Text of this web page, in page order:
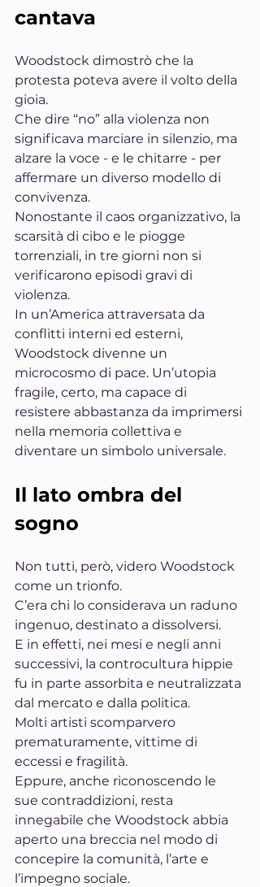
cantava
Woodstock dimostrò che la
protesta poteva avere il volto della
gioia.
Che dire “no” alla violenza non
significava marciare in silenzio, ma
alzare la voce - e le chitarre - per
affermare un diverso modello di
convivenza.
Nonostante il caos organizzativo, la
scarsità di cibo e le piogge
torrenziali, in tre giorni non si
verificarono episodi gravi di
violenza.
In un’America attraversata da
conflitti interni ed esterni,
Woodstock divenne un
microcosmo di pace. Un’utopia
fragile, certo, ma capace di
resistere abbastanza da imprimersi
nella memoria collettiva e
diventare un simbolo universale.
Il lato ombra del
sogno
Non tutti, però, videro Woodstock
come un trionfo.
C’era chi lo considerava un raduno
ingenuo, destinato a dissolversi.
E in effetti, nei mesi e negli anni
successivi, la controcultura hippie
fu in parte assorbita e neutralizzata
dal mercato e dalla politica.
Molti artisti scomparvero
prematuramente, vittime di
eccessi e fragilità.
Eppure, anche riconoscendo le
sue contraddizioni, resta
innegabile che Woodstock abbia
aperto una breccia nel modo di
concepire la comunità, l’arte e
l’impegno sociale.